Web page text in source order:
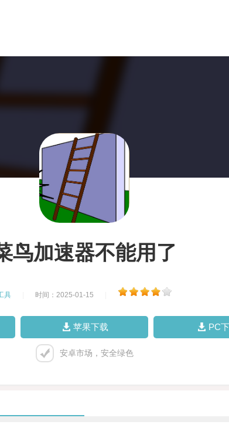
鸟加速器不能用了
具 时间：2025-01-15
苹果下载 PC
安卓市场，安全绿色